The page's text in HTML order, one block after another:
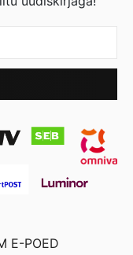
E-POED